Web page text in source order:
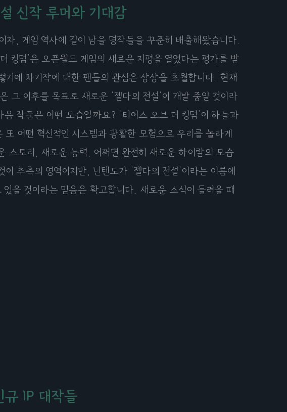
신작 루머와 기대감
, 게임 역사에 길이 남을 명작들을 꾸준히 배출해왔습니다.
킹덤'은 오픈월드 게임의 새로운 지평을 열었다는 평가를 받
기에 차기작에 대한 팬들의 관심은 상상을 초월합니다. 현재
그 이후를 목표로 새로운 '젤다의 전설'이 개발 중일 것이라
작품은 어떤 모습일까요? '티어스 오브 더 킹덤'이 하늘과
어떤 혁신적인 시스템과 광활한 모험으로 우리를 놀라게
스토리, 새로운 능력, 어쩌면 완전히 새로운 하이랄의 모습
추측의 영역이지만, 닌텐도가 '젤다의 전설'이라는 이름에
을 것이라는 믿음은 확고합니다. 새로운 소식이 들려올 때
규 IP 대작들